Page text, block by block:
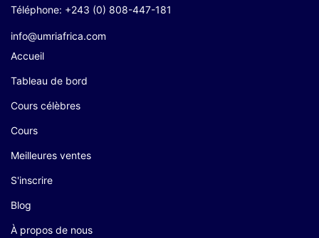
Téléphone: +243 (0) 808-447-181
info@umriafrica.com
Accueil
Tableau de bord
Cours célèbres
Cours
Meilleures ventes
S'inscrire
Blog
À propos de nous